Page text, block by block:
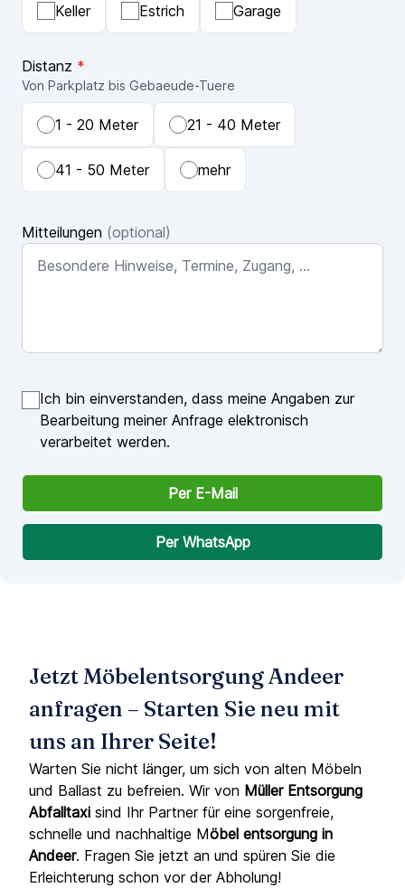
Keller Estrich Garage
Distanz *
Von Parkplatz bis Gebaeude-Tuere
1 - 20 Meter 21 - 40 Meter
41 - 50 Meter mehr
Mitteilungen (optional)
Ich bin einverstanden, dass meine Angaben zur
Bearbeitung meiner Anfrage elektronisch
verarbeitet werden.
Per E-Mail
Per WhatsApp
Jetzt Möbelentsorgung Andeer
anfragen – Starten Sie neu mit
uns an Ihrer Seite!
Warten Sie nicht länger, um sich von alten Möbeln
und Ballast zu befreien. Wir von Müller Entsorgung
Abfalltaxi sind Ihr Partner für eine sorgenfreie,
schnelle und nachhaltige Möbel entsorgung in
Andeer. Fragen Sie jetzt an und spüren Sie die
Erleichterung schon vor der Abholung!